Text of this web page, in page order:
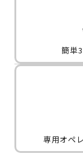
簡単
専用オペ